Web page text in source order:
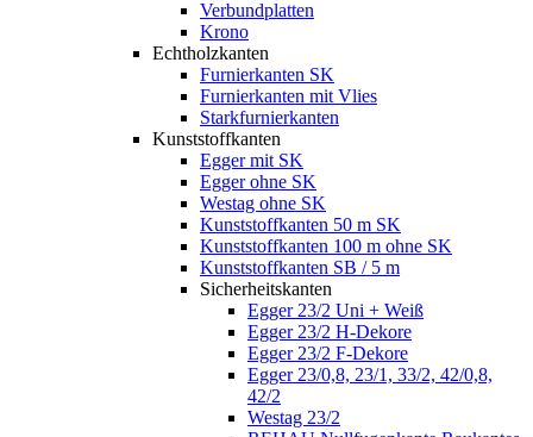
Verbundplatten
Krono
Echtholzkanten
Furnierkanten SK
Furnierkanten mit Vlies
Starkfurnierkanten
Kunststoffkanten
Egger mit SK
Egger ohne SK
Westag ohne SK
Kunststoffkanten 50 m SK
Kunststoffkanten 100 m ohne SK
Kunststoffkanten SB / 5 m
Sicherheitskanten
Egger 23/2 Uni + Weiß
Egger 23/2 H-Dekore
Egger 23/2 F-Dekore
Egger 23/0,8, 23/1, 33/2, 42/0,8,
42/2
Westag 23/2